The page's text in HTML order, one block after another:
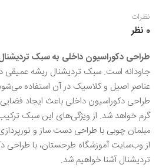
نظرات
0 نظر
طراحی دکوراسیون داخلی به سبک
جاودانه است. سبک تردیشنال ریشه عمیقی
عناصر اصیل و کلاسیک در آن استفاده
طراحی دکوراسیون داخلی باعث ایجاد
گرم خواهد شد. از ویژگی‌های این سبک
مبلمان چوبی با طراحی دست‌ ساز و
از وب‌سایت آموزشگاه طرحستان، با طراحی
تردیشنال آشنا خواهیم شد.